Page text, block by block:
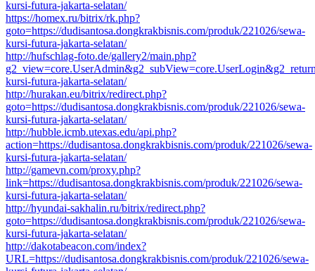
kursi-futura-jakarta-selatan/
https://homex.ru/bitrix/rk.php?
goto=https://dudisantosa.dongkrakbisnis.com/produk/221026/sewa-
kursi-futura-jakarta-selatan/
http://hufschlag-foto.de/gallery2/main.php?
kursi-futura-jakarta-selatan/
http://hurakan.eu/bitrix/redirect.php?
goto=https://dudisantosa.dongkrakbisnis.com/produk/221026/sewa-
kursi-futura-jakarta-selatan/
http://hubble.icmb.utexas.edu/api.php?
action=https://dudisantosa.dongkrakbisnis.com/produk/221026/sewa-
kursi-futura-jakarta-selatan/
http://gamevn.com/proxy.php?
link=https://dudisantosa.dongkrakbisnis.com/produk/221026/sewa-
kursi-futura-jakarta-selatan/
http://hyundai-sakhalin.ru/bitrix/redirect.php?
goto=https://dudisantosa.dongkrakbisnis.com/produk/221026/sewa-
kursi-futura-jakarta-selatan/
http://dakotabeacon.com/index?
URL=https://dudisantosa.dongkrakbisnis.com/produk/221026/sewa-